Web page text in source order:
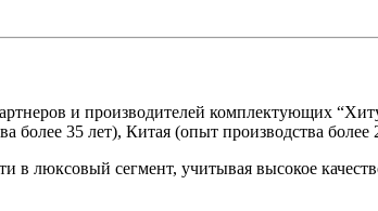
и производителей комплектующих
35 лет), Китая (опыт производства более
в люксовый сегмент, учитывая высокое